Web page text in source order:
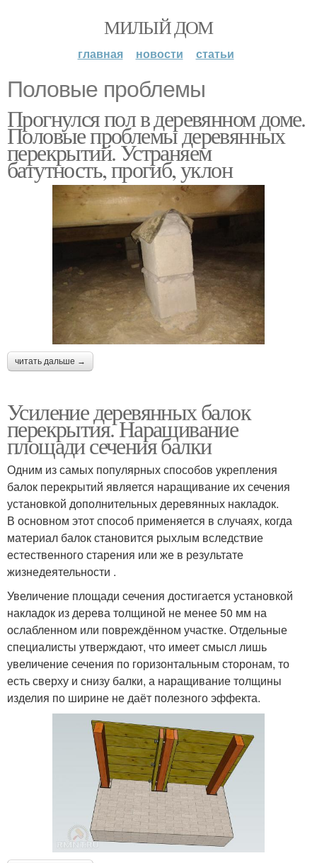
МИЛЫЙ ДОМ
главная новости статьи
Половые проблемы
Прогнулся пол в деревянном доме.
Половые проблемы деревянных
перекрытий. Устраняем
батутность, прогиб, уклон
читать дальше →
Усиление деревянных балок
перекрытия. Наращивание
площади сечения балки
Одним из самых популярных способов укрепления
балок перекрытий является наращивание их сечения
установкой дополнительных деревянных накладок.
В основном этот способ применяется в случаях, когда
материал балок становится рыхлым вследствие
естественного старения или же в результате
жизнедеятельности .
Увеличение площади сечения достигается установкой
накладок из дерева толщиной не менее 50 мм на
ослабленном или повреждённом участке. Отдельные
специалисты утверждают, что имеет смысл лишь
увеличение сечения по горизонтальным сторонам, то
есть сверху и снизу балки, а наращивание толщины
изделия по ширине не даёт полезного эффекта.